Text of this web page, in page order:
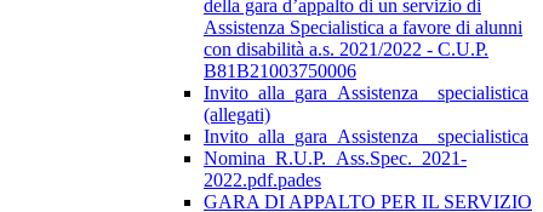
della gara d’appalto di un servizio di
Assistenza Specialistica a favore di alunni
con disabilità a.s. 2021/2022 - C.U.P.
B81B21003750006
Invito_alla_gara_Assistenza__specialistica
(allegati)
Invito_alla_gara_Assistenza__specialistica
Nomina_R.U.P._Ass.Spec._2021-
2022.pdf.pades
GARA DI APPALTO PER IL SERVIZIO